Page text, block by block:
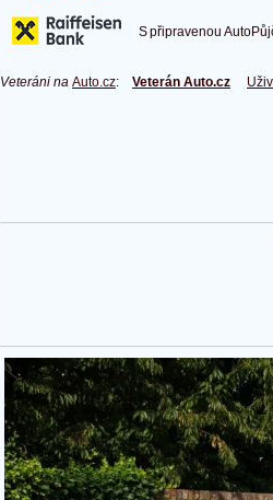
S připravenou
Veteráni na Auto.cz: Veterán Auto.cz